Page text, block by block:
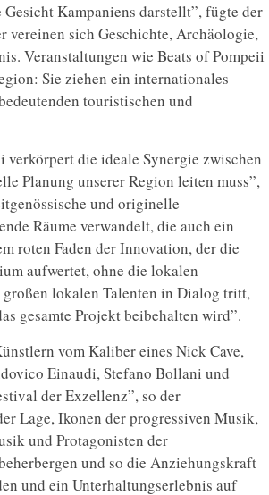
Kampaniens darstellt”, fügte der
vereinen sich Geschichte, Archäologie,
Veranstaltungen wie Beats of Pompeii
Sie ziehen ein internationales
touristischen und
verkörpert die ideale Synergie zwischen
Planung unserer Region leiten muss”,
und originelle
Räume verwandelt, die auch ein
roten Faden der Innovation, der die
aufwertet, ohne die lokalen
lokalen Talenten in Dialog tritt,
gesamte Projekt beibehalten wird”.
vom Kaliber eines Nick Cave,
Einaudi, Stefano Bollani und
der Exzellenz”, so der
Lage, Ikonen der progressiven Musik,
und Protagonisten der
und so die Anziehungskraft
und ein Unterhaltungserlebnis auf